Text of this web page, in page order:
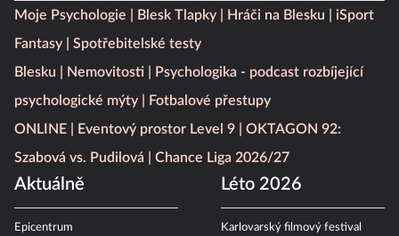
Moje Psychologie Blesk Tlapky Hráči na Blesku
iSport
Fantasy
Spotřebitelské testy
Blesku
Nemovitosti
Psychologika - podcast rozbíjející
psychologické mýty
Fotbalové přestupy
ONLINE
Eventový prostor Level 9
OKTAGON 92:
Szabová vs. Pudilová
Chance Liga 2026/27
Aktuálně
Epicentrum
Léto 2026
Karlovarský filmový festival